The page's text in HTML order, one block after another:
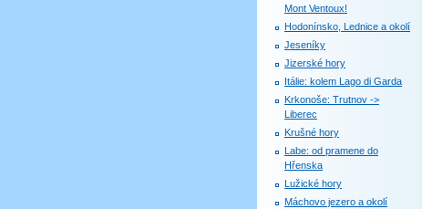
Mont Ventoux!
Hodonínsko, Lednice a okolí
Jeseníky
Jizerské hory
Itálie: kolem Lago di Garda
Krkonoše: Trutnov ->
Liberec
Krušné hory
Labe: od pramene do
Hřenska
Lužické hory
Máchovo jezero a okolí